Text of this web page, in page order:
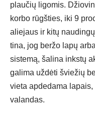
plau­čių li­go­mis.
kor­bo rūgš­ties, iki 9
alie­jaus ir ki­tų
ti­na, jog ber­žo la­pų
sis­te­mą, ša­li­na inks­tų
ga­li­ma už­dė­ti švie­žių
vie­ta ap­de­da­ma
va­lan­das.